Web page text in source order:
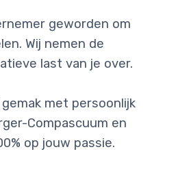
geworden om
Wij nemen de
last van je over.
met persoonlijk
Compascuum en
op jouw passie.